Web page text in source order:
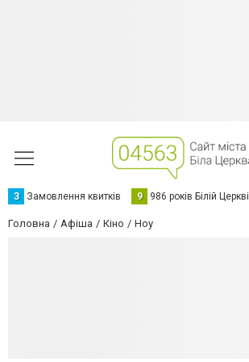
З Замовлення квитків 9 986 років Білій Церкві
Головна Афіша Кіно Ноу